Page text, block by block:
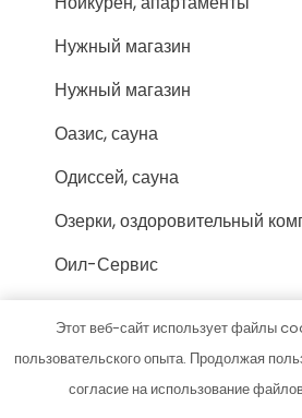
Нужный магазин
Нужный магазин
Оазис, сауна
Одиссей, сауна
Озерки, оздоровительный
Оил-Сервис
Окна и двери Маргарита,
монтажная компания
Окна и двери Маргарита,
Этот веб-сайт использует файлы
пользовательского опыта. Продолжая
согласие на использование